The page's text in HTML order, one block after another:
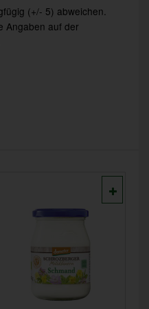
(+/- 5) abweichen.
Angaben auf der